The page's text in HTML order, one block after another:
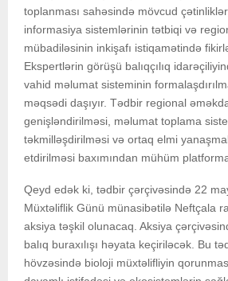
toplanması sahəsində mövcud
informasiya sistemlərinin tətbiqi və
mübadiləsinin inkişafı istiqamətində
Ekspertlərin görüşü balıqçılıq
vahid məlumat sisteminin
məqsədi daşıyır. Tədbir regional
genişləndirilməsi, məlumat toplama
təkmilləşdirilməsi və ortaq elmi
etdirilməsi baxımından mühüm
Qeyd edək ki, tədbir çərçivəsində 22
Müxtəliflik Günü münasibətilə Neftçala
aksiya təşkil olunacaq. Aksiya
balıq buraxılışı həyata keçiriləcək. Bu
hövzəsində bioloji müxtəlifliyin